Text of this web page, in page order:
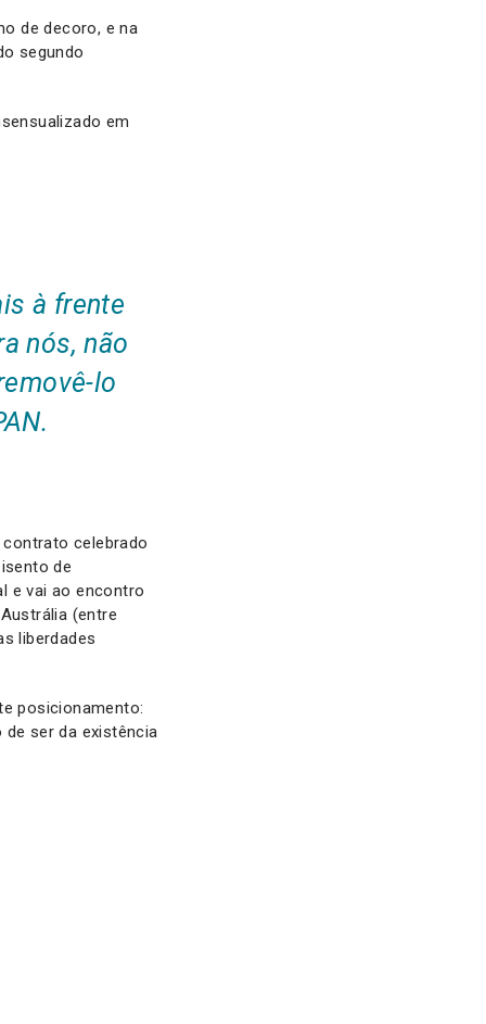
de decoro, e na
segundo
em
à frente
nós, não
lo
celebrado
de
e vai ao encontro
(entre
liberdades
posicionamento:
ser da existência